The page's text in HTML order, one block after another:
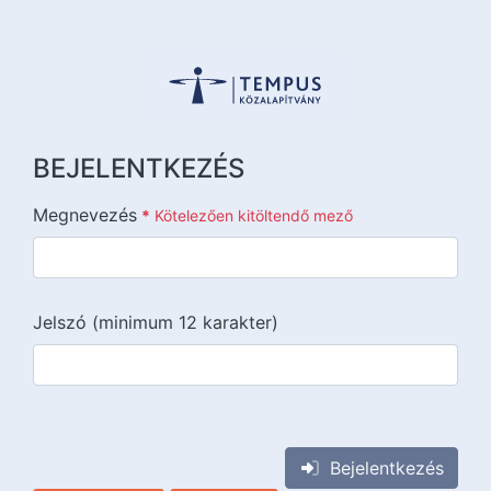
BEJELENTKEZÉS
Megnevezés * Kötelezően kitöltendő mező
Jelszó (minimum 12 karakter)
Bejelentkezés